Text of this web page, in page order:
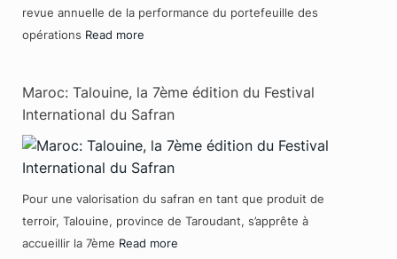
revue annuelle de la performance du portefeuille des
opérations Read more
Maroc: Talouine, la 7ème édition du Festival
International du Safran
Pour une valorisation du safran en tant que produit de
terroir, Talouine, province de Taroudant, s’apprête à
accueillir la 7ème Read more